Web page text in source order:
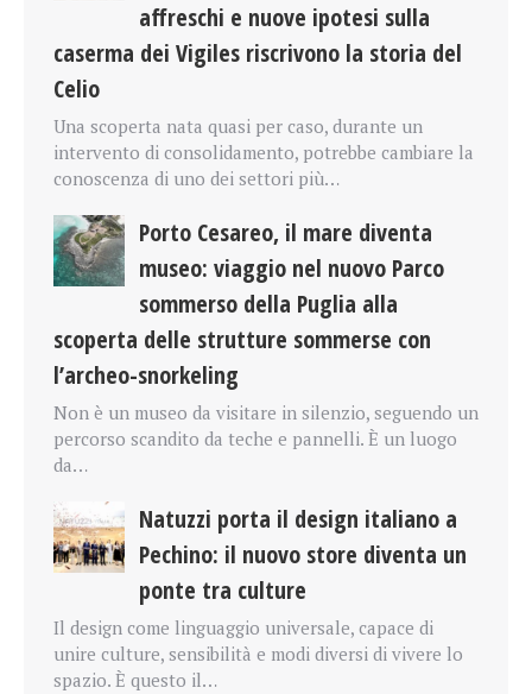
affreschi e nuove ipotesi sulla
caserma dei Vigiles riscrivono la storia del
Celio
Una scoperta nata quasi per caso, durante un
intervento di consolidamento, potrebbe cambiare la
conoscenza di uno dei settori più…
Porto Cesareo, il mare diventa
museo: viaggio nel nuovo Parco
sommerso della Puglia alla
scoperta delle strutture sommerse con
l’archeo-snorkeling
Non è un museo da visitare in silenzio, seguendo un
percorso scandito da teche e pannelli. È un luogo
da…
Natuzzi porta il design italiano a
Pechino: il nuovo store diventa un
ponte tra culture
Il design come linguaggio universale, capace di
unire culture, sensibilità e modi diversi di vivere lo
spazio. È questo il…